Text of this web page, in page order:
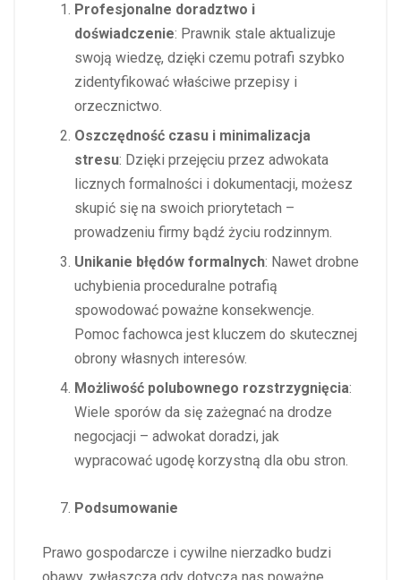
Profesjonalne doradztwo i
doświadczenie: Prawnik stale aktualizuje
swoją wiedzę, dzięki czemu potrafi szybko
zidentyfikować właściwe przepisy i
orzecznictwo.
Oszczędność czasu i minimalizacja
stresu: Dzięki przejęciu przez adwokata
licznych formalności i dokumentacji, możesz
skupić się na swoich priorytetach –
prowadzeniu firmy bądź życiu rodzinnym.
Unikanie błędów formalnych: Nawet drobne
uchybienia proceduralne potrafią
spowodować poważne konsekwencje.
Pomoc fachowca jest kluczem do skutecznej
obrony własnych interesów.
Możliwość polubownego rozstrzygnięcia:
Wiele sporów da się zażegnać na drodze
negocjacji – adwokat doradzi, jak
wypracować ugodę korzystną dla obu stron.
Podsumowanie
Prawo gospodarcze i cywilne nierzadko budzi